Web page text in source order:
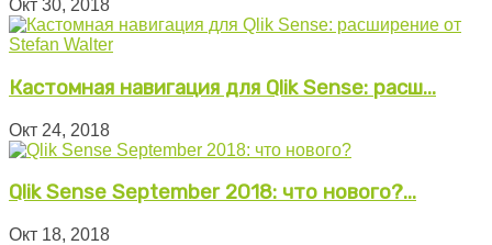
Окт 30, 2018
Кастомная навигация для Qlik Sense: расш...
Окт 24, 2018
Qlik Sense September 2018: что нового?...
Окт 18, 2018